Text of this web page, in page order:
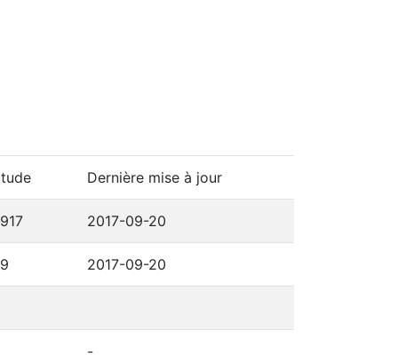
Dernière mise à jour
2017-09-20
2017-09-20
-